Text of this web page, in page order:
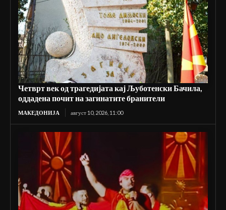
Четврт век од трагедијата кај Љуботенски Бачила,
оддадена почит на загинатите бранители
МАКЕДОНИЈА август 10, 2026, 11:00